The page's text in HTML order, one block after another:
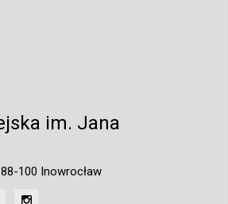
im. Jana
100 Inowrocław